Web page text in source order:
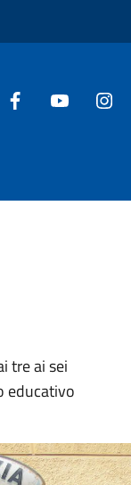
tre ai sei
educativo